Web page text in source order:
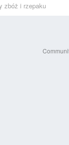
zbóż i rzepaku